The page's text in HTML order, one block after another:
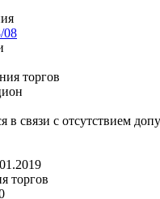
08
торгов
в связи с отсутствием
торгов